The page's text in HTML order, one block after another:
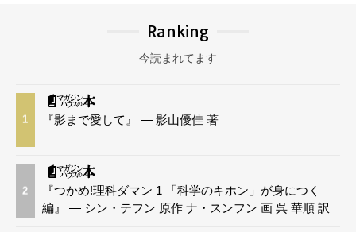
Ranking
今読まれてます
1 『影まで愛して』 — 影山優佳 著
2
『つかめ!理科ダマン 1 「科学のキホン」が身につく
編』 — シン・テフン 原作 ナ・スンフン 画 呉 華順 訳